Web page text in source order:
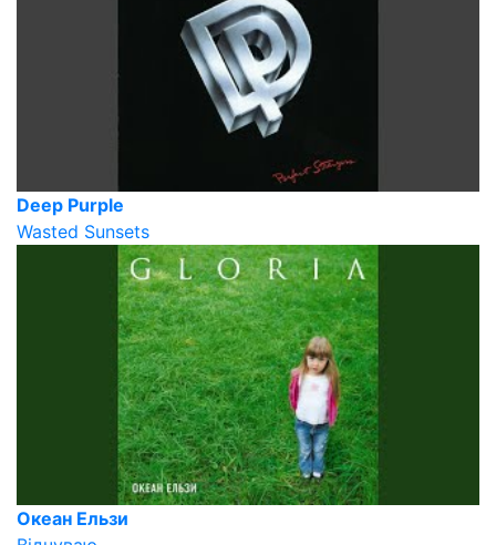
Deep Purple
Wasted Sunsets
Океан Ельзи